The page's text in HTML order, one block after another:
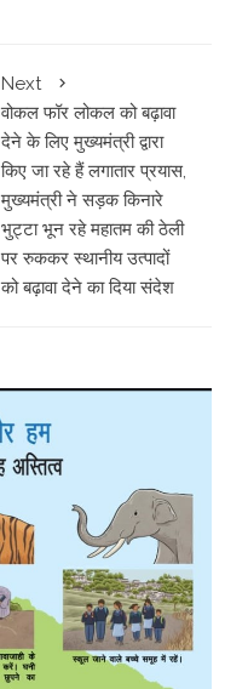
Next
वोकल फॉर लोकल को बढ़ावा
देने के लिए मुख्यमंत्री द्वारा
किए जा रहे हैं लगातार प्रयास,
मुख्यमंत्री ने सड़क किनारे
भुट्टा भून रहे महातम की ठेली
पर रुककर स्थानीय उत्पादों
को बढ़ावा देने का दिया संदेश